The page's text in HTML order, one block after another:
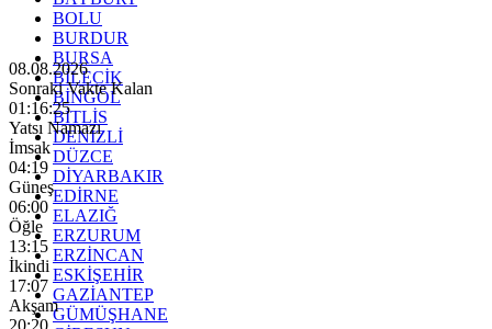
BOLU
BURDUR
BURSA
BİLECİK
BİNGÖL
BİTLİS
DENİZLİ
DÜZCE
DİYARBAKIR
EDİRNE
ELAZIĞ
ERZURUM
ERZİNCAN
ESKİŞEHİR
GAZİANTEP
GÜMÜŞHANE
08.08.2026
Sonraki Vakte Kalan
01:16:23
Yatsı Namazı
İmsak
04:19
Güneş
06:00
Öğle
13:15
İkindi
17:07
Akşam
20:20